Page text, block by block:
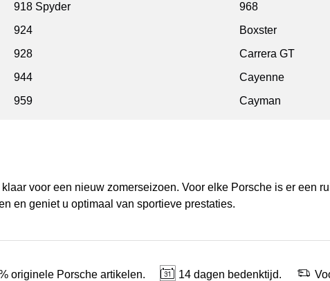
918 Spyder
924
928
944
959
968
Boxster
Carrera GT
Cayenne
Cayman
voor een nieuw zomerseizoen. Voor elke Porsche is er een
en geniet u optimaal van sportieve prestaties.
originele Porsche artikelen. 14 dagen bedenktijd.